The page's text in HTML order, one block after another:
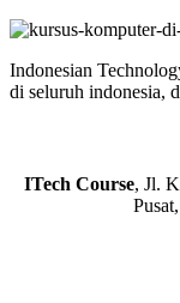
Indonesian
di seluruh indonesia,
ITech Course, Jl.